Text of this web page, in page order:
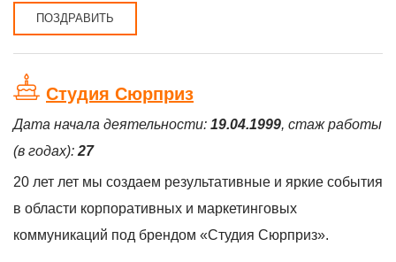
ПОЗДРАВИТЬ
Студия Сюрприз
Дата начала деятельности: 19.04.1999, стаж работы
(в годах): 27
20 лет лет мы создаем результативные и яркие события
в области корпоративных и маркетинговых
коммуникаций под брендом «Студия Сюрприз».